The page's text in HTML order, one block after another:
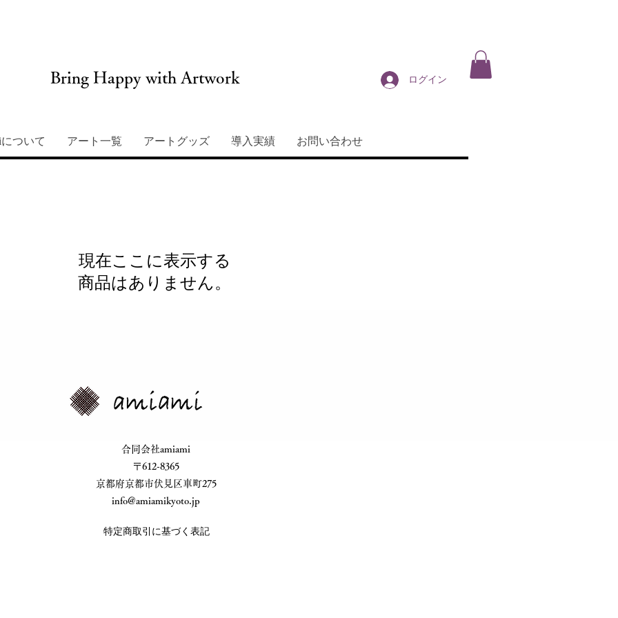
Bring Happy with Artwork ログイン
について アート一覧 アートグッズ 導入実績 お問い合わせ
現在ここに表示する
商品はありません。
​合同会社amiami
​〒612-8365
​京都府京都市伏見区車町275
info@amiamikyoto.jp
特定商取引に基づく表記